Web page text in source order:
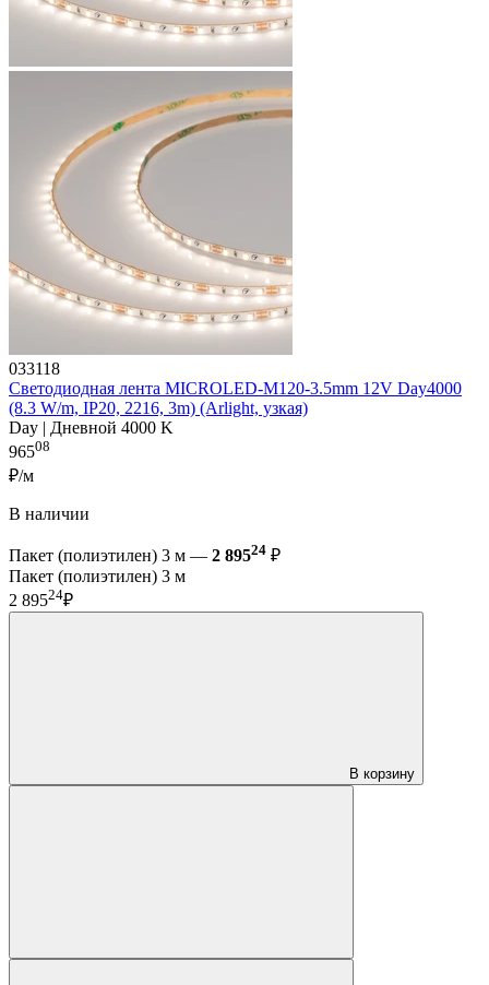
033118
Светодиодная лента MICROLED-M120-3.5mm 12V Day4000
(8.3 W/m, IP20, 2216, 3m) (Arlight, узкая)
Day | Дневной 4000 K
96508
₽/м
В наличии
Пакет (полиэтилен) 3 м — 2 89524 ₽
Пакет (полиэтилен) 3 м
2 89524₽
В корзину